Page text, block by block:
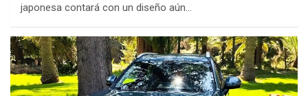
japonesa contará con un diseño aún…